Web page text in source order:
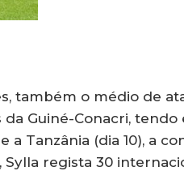
também o médio de
Guiné-Conacri, tendo
a Tanzânia (dia 10), a
Sylla regista 30